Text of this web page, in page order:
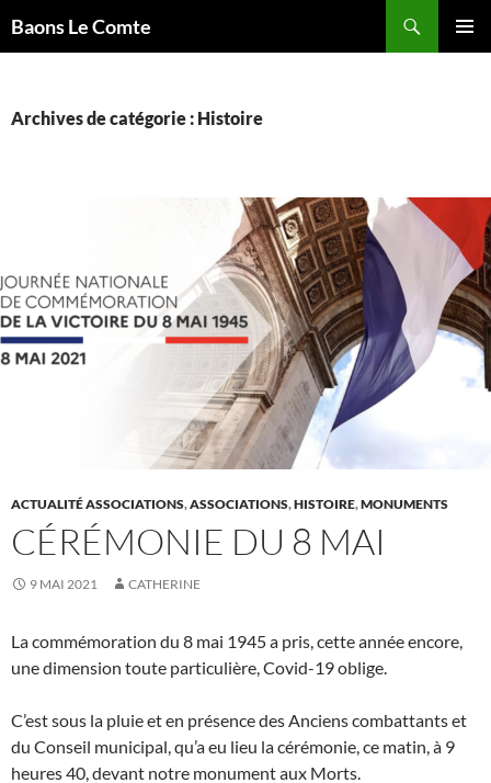
auBaons Le Comte
Archives de catégorie : Histoire
ACTUALITÉ ASSOCIATIONS,ASSOCIATIONS,HISTOIRE,MONUMENTS
CÉRÉMONIE DU 8 MAI
9 MAI 2021 CATHERINE
La commémoration du 8 mai 1945 a pris, cette année encore,
une dimension toute particulière, Covid-19 oblige.
C’est sous la pluie et en présence des Anciens combattants et
du Conseil municipal, qu’a eu lieu la cérémonie, ce matin, à 9
heures 40, devant notre monument aux Morts.